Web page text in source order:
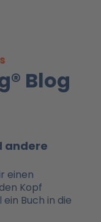
Blog
andere
einen
Kopf
Buch in die